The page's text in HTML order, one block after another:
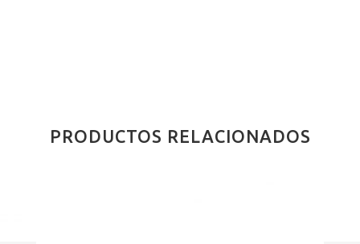
PRODUCTOS RELACIONADOS